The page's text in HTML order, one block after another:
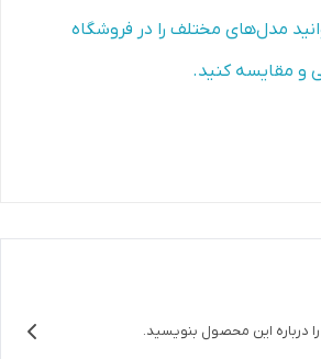
مدل‌های مختلف را در فروشگاه
و مقایسه کنید.
درباره این محصول بنویسید.